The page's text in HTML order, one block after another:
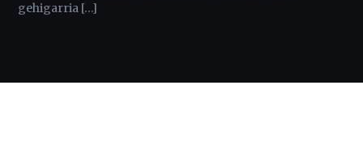
gehigarria […]